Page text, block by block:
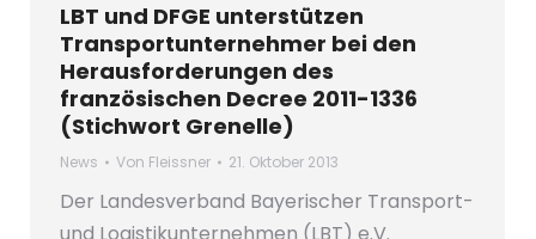
LBT und DFGE unterstützen
Transportunternehmer bei den
Herausforderungen des
französischen Decree 2011-1336
(Stichwort Grenelle)
News Von Fleissner 21. Oktober 2013
Der Landesverband Bayerischer Transport-